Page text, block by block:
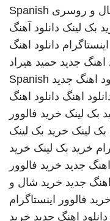
و روسری Spanish
بک لینک دانلود آهنگ
دانلود اهنگ
اهنگ جدید حمید هیراد
اهنگ جدید Spanish
اهنگ دانلود اهنگ
بک لینک خرید فالوور
بک لینک خرید بک لینک
خرید بک لینک خرید
اهنگ جدید خرید فالوور
اهنگ جدید خرید شال و
خرید فالوور اینستاگرام
دانلود اهنگ جدید خرید